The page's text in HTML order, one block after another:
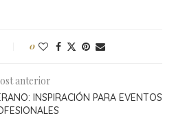
0
anterior
INSPIRACIÓN PARA EVENTOS